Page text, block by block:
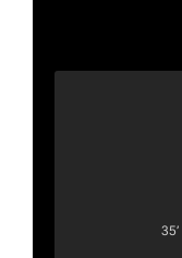
35‎’‎